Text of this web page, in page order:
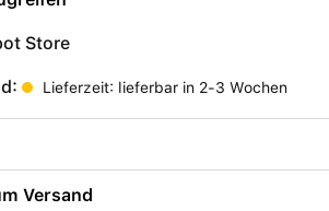
Store
Lieferzeit: lieferbar in 2-3 Wochen
Versand